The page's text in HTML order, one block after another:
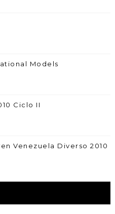
Models
Ciclo II
Venezuela Diverso 2010